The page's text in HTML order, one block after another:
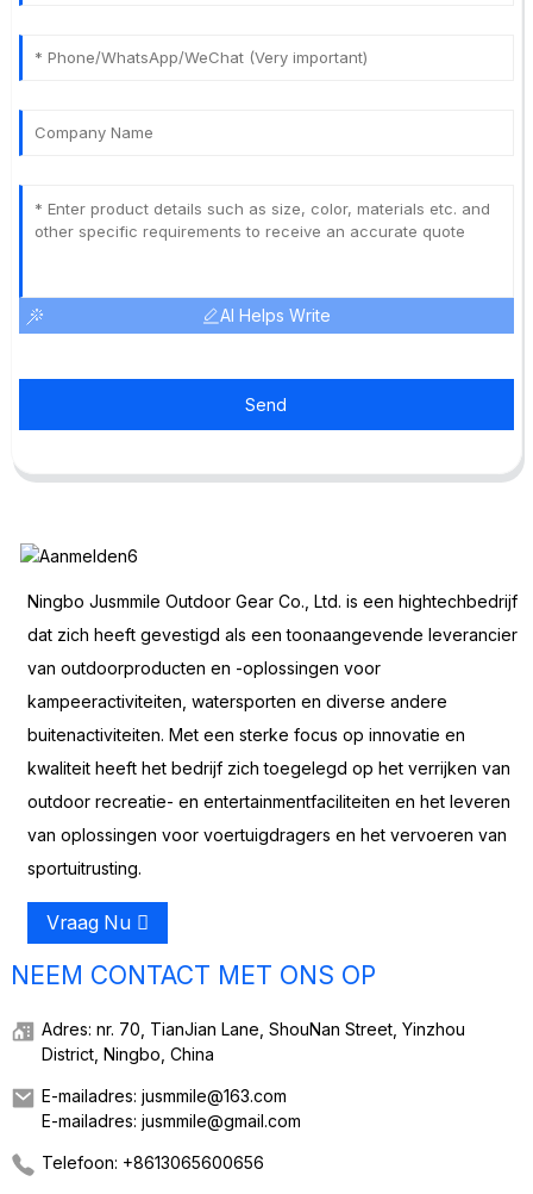
AI Helps Write
Send
Ningbo Jusmmile Outdoor Gear Co., Ltd. is een hightechbedrijf
dat zich heeft gevestigd als een toonaangevende leverancier
van outdoorproducten en -oplossingen voor
kampeeractiviteiten, watersporten en diverse andere
buitenactiviteiten. Met een sterke focus op innovatie en
kwaliteit heeft het bedrijf zich toegelegd op het verrijken van
outdoor recreatie- en entertainmentfaciliteiten en het leveren
van oplossingen voor voertuigdragers en het vervoeren van
sportuitrusting.
Vraag Nu
NEEM CONTACT MET ONS OP
Adres: nr. 70, TianJian Lane, ShouNan Street, Yinzhou
District, Ningbo, China
E-mailadres: jusmmile@163.com
E-mailadres: jusmmile@gmail.com
Telefoon: +8613065600656